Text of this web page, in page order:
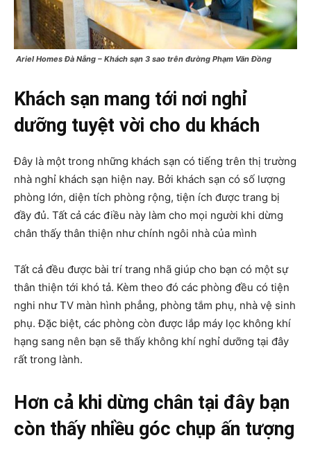
Ariel Homes Đà Nẵng – Khách sạn 3 sao trên đường Phạm Văn Đồng
Khách sạn mang tới nơi nghỉ
dưỡng tuyệt vời cho du khách
Đây là một trong những khách sạn có tiếng trên thị trường
nhà nghỉ khách sạn hiện nay. Bởi khách sạn có số lượng
phòng lớn, diện tích phòng rộng, tiện ích được trang bị
đầy đủ. Tất cả các điều này làm cho mọi người khi dừng
chân thấy thân thiện như chính ngôi nhà của mình
Tất cả đều được bài trí trang nhã giúp cho bạn có một sự
thân thiện tới khó tả. Kèm theo đó các phòng đều có tiện
nghi như TV màn hình phẳng, phòng tắm phụ, nhà vệ sinh
phụ. Đặc biệt, các phòng còn được lắp máy lọc không khí
hạng sang nên bạn sẽ thấy không khí nghỉ dưỡng tại đây
rất trong lành.
Hơn cả khi dừng chân tại đây bạn
còn thấy nhiều góc chụp ấn tượng